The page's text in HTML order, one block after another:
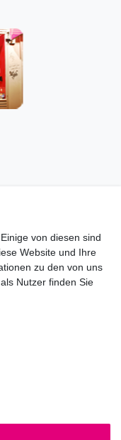
beraten wir Sie
AGB
von diesen sind
Website und Ihre
zu den von uns
Nutzer finden Sie